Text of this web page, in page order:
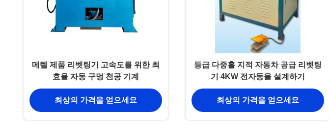
메텔 제품 리벳팅기 고속도를 위한 최
효율 자동 구멍 천공 기계
최상의 가격을 얻으세요
등급 다중홀 지적 자동차 공급 리벳팅
기 4KW 전자동을 설계하기
최상의 가격을 얻으세요